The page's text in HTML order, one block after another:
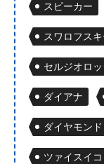
スピーカー
スワロフスキ
セルジオロッ
ダイアナ
ダイヤモンド
ツァイスイコ